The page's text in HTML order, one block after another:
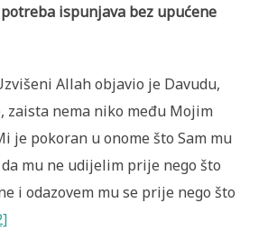
ispunjava bez upućene
Allah objavio je Davudu,
zaista nema niko među Mojim
je pokoran u onome što Sam mu
mu ne udijelim prije nego što
i odazovem mu se prije nego što